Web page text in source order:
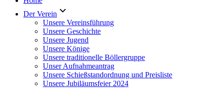
Der Verein
Unsere Vereinsführung
Unsere Geschichte
Unsere Jugend
Unsere Könige
Unsere traditionelle Böllergruppe
Unser Aufnahmeantrag
Unsere Schießstandordnung und Preisliste
Unsere Jubiläumsfeier 2024